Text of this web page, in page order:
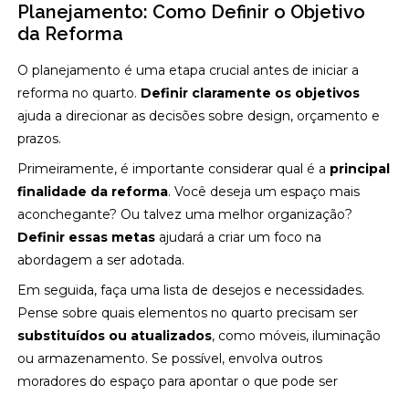
Planejamento: Como Definir o Objetivo
da Reforma
O planejamento é uma etapa crucial antes de iniciar a
reforma no quarto. Definir claramente os objetivos
ajuda a direcionar as decisões sobre design, orçamento e
prazos.
Primeiramente, é importante considerar qual é a principal
finalidade da reforma. Você deseja um espaço mais
aconchegante? Ou talvez uma melhor organização?
Definir essas metas ajudará a criar um foco na
abordagem a ser adotada.
Em seguida, faça uma lista de desejos e necessidades.
Pense sobre quais elementos no quarto precisam ser
substituídos ou atualizados, como móveis, iluminação
ou armazenamento. Se possível, envolva outros
moradores do espaço para apontar o que pode ser